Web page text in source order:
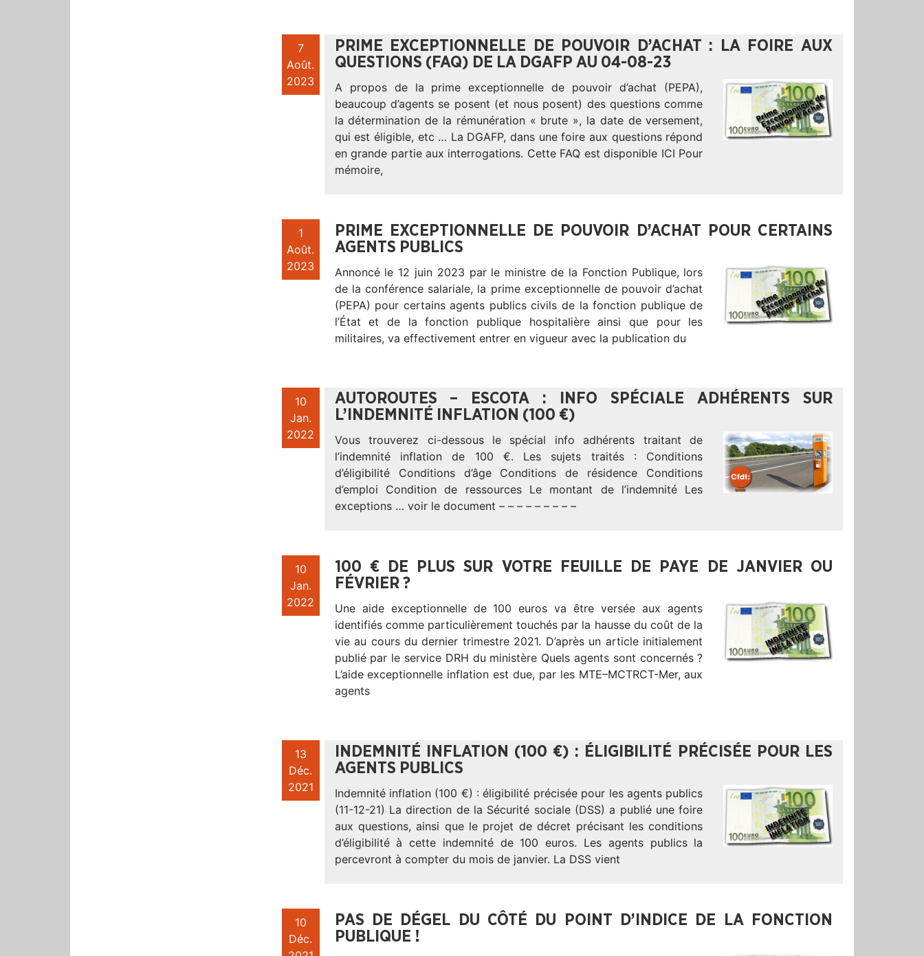
7
Août.
2023
PRIME EXCEPTIONNELLE DE POUVOIR D’ACHAT : LA FOIRE AUX
QUESTIONS (FAQ) DE LA DGAFP AU 04-08-23
A propos de la prime exceptionnelle de pouvoir d’achat (PEPA),
beaucoup d’agents se posent (et nous posent) des questions comme
la détermination de la rémunération « brute », la date de versement,
qui est éligible, etc … La DGAFP, dans une foire aux questions répond
en grande partie aux interrogations. Cette FAQ est disponible ICI Pour
mémoire,
1
Août.
2023
PRIME EXCEPTIONNELLE DE POUVOIR D’ACHAT POUR CERTAINS
AGENTS PUBLICS
Annoncé le 12 juin 2023 par le ministre de la Fonction Publique, lors
de la conférence salariale, la prime exceptionnelle de pouvoir d’achat
(PEPA) pour certains agents publics civils de la fonction publique de
l’État et de la fonction publique hospitalière ainsi que pour les
militaires, va effectivement entrer en vigueur avec la publication du
10
Jan.
2022
AUTOROUTES – ESCOTA : INFO SPÉCIALE ADHÉRENTS SUR
L’INDEMNITÉ INFLATION (100 €)
Vous trouverez ci-dessous le spécial info adhérents traitant de
l’indemnité inflation de 100 €. Les sujets traités : Conditions
d’éligibilité Conditions d’âge Conditions de résidence Conditions
d’emploi Condition de ressources Le montant de l’indemnité Les
exceptions … voir le document – – – – – – – – –
10
Jan.
2022
100 € DE PLUS SUR VOTRE FEUILLE DE PAYE DE JANVIER OU
FÉVRIER ?
Une aide exceptionnelle de 100 euros va être versée aux agents
identifiés comme particulièrement touchés par la hausse du coût de la
vie au cours du dernier trimestre 2021. D’après un article initialement
publié par le service DRH du ministère Quels agents sont concernés ?
L’aide exceptionnelle inflation est due, par les MTE–MCTRCT-Mer, aux
agents
13
Déc.
2021
INDEMNITÉ INFLATION (100 €) : ÉLIGIBILITÉ PRÉCISÉE POUR LES
AGENTS PUBLICS
Indemnité inflation (100 €) : éligibilité précisée pour les agents publics
(11-12-21) La direction de la Sécurité sociale (DSS) a publié une foire
aux questions, ainsi que le projet de décret précisant les conditions
d’éligibilité à cette indemnité de 100 euros. Les agents publics la
percevront à compter du mois de janvier. La DSS vient
10
Déc.
PAS DE DÉGEL DU CÔTÉ DU POINT D’INDICE DE LA FONCTION
PUBLIQUE !